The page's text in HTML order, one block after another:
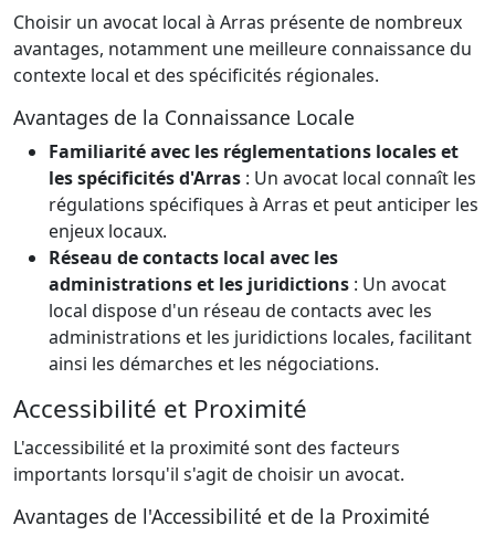
Choisir un avocat local à Arras présente de nombreux
avantages, notamment une meilleure connaissance du
contexte local et des spécificités régionales.
Avantages de la Connaissance Locale
Familiarité avec les réglementations locales et
les spécificités d'Arras : Un avocat local connaît les
régulations spécifiques à Arras et peut anticiper les
enjeux locaux.
Réseau de contacts local avec les
administrations et les juridictions : Un avocat
local dispose d'un réseau de contacts avec les
administrations et les juridictions locales, facilitant
ainsi les démarches et les négociations.
Accessibilité et Proximité
L'accessibilité et la proximité sont des facteurs
importants lorsqu'il s'agit de choisir un avocat.
Avantages de l'Accessibilité et de la Proximité